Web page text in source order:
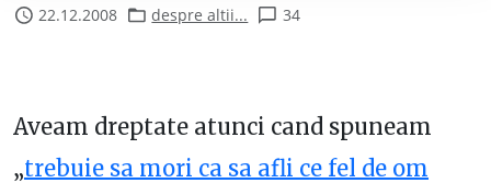
22.12.2008 despre altii... 34
Aveam dreptate atunci cand spuneam
„trebuie sa mori ca sa afli ce fel de om